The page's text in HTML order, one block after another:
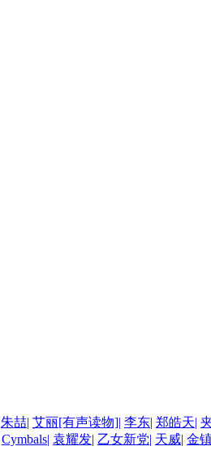
朱喆| 艾丽[有声读物]| 李东| 郑皓天|
Cymbals| 袁耀发| 乙女新党| 天威| 金